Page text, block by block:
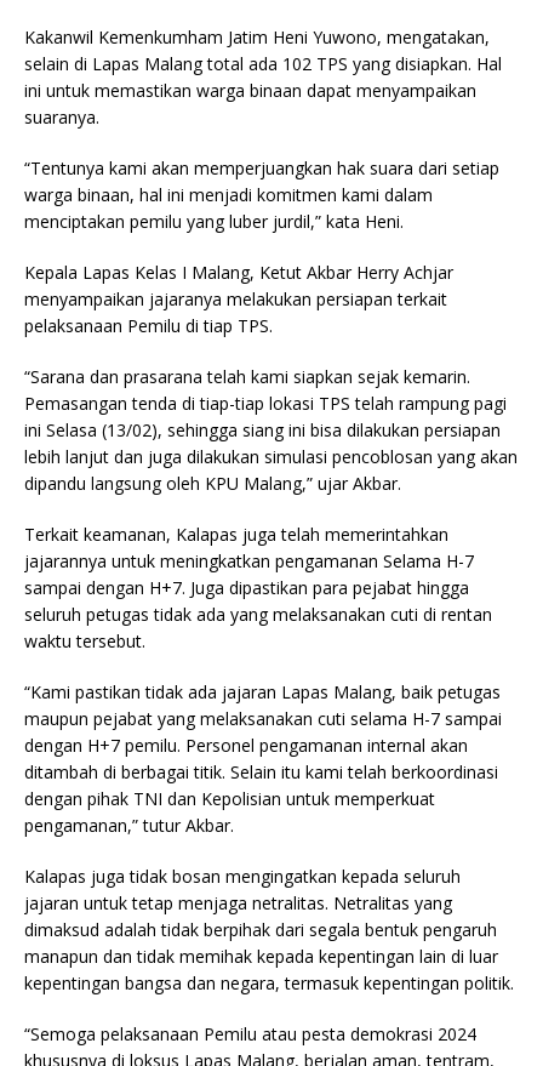
Kakanwil Kemenkumham Jatim Heni Yuwono, mengatakan,
selain di Lapas Malang total ada 102 TPS yang disiapkan. Hal
ini untuk memastikan warga binaan dapat menyampaikan
suaranya.
“Tentunya kami akan memperjuangkan hak suara dari setiap
warga binaan, hal ini menjadi komitmen kami dalam
menciptakan pemilu yang luber jurdil,” kata Heni.
Kepala Lapas Kelas I Malang, Ketut Akbar Herry Achjar
menyampaikan jajaranya melakukan persiapan terkait
pelaksanaan Pemilu di tiap TPS.
“Sarana dan prasarana telah kami siapkan sejak kemarin.
Pemasangan tenda di tiap-tiap lokasi TPS telah rampung pagi
ini Selasa (13/02), sehingga siang ini bisa dilakukan persiapan
lebih lanjut dan juga dilakukan simulasi pencoblosan yang akan
dipandu langsung oleh KPU Malang,” ujar Akbar.
Terkait keamanan, Kalapas juga telah memerintahkan
jajarannya untuk meningkatkan pengamanan Selama H-7
sampai dengan H+7. Juga dipastikan para pejabat hingga
seluruh petugas tidak ada yang melaksanakan cuti di rentan
waktu tersebut.
“Kami pastikan tidak ada jajaran Lapas Malang, baik petugas
maupun pejabat yang melaksanakan cuti selama H-7 sampai
dengan H+7 pemilu. Personel pengamanan internal akan
ditambah di berbagai titik. Selain itu kami telah berkoordinasi
dengan pihak TNI dan Kepolisian untuk memperkuat
pengamanan,” tutur Akbar.
Kalapas juga tidak bosan mengingatkan kepada seluruh
jajaran untuk tetap menjaga netralitas. Netralitas yang
dimaksud adalah tidak berpihak dari segala bentuk pengaruh
manapun dan tidak memihak kepada kepentingan lain di luar
kepentingan bangsa dan negara, termasuk kepentingan politik.
“Semoga pelaksanaan Pemilu atau pesta demokrasi 2024
khususnya di loksus Lapas Malang, berjalan aman, tentram,